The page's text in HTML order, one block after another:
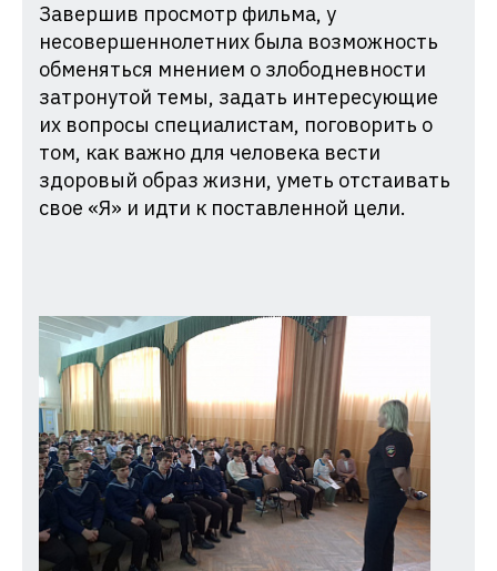
Завершив просмотр фильма, у
несовершеннолетних была возможность
обменяться мнением о злободневности
затронутой темы, задать интересующие
их вопросы специалистам, поговорить о
том, как важно для человека вести
здоровый образ жизни, уметь отстаивать
свое «Я» и идти к поставленной цели.